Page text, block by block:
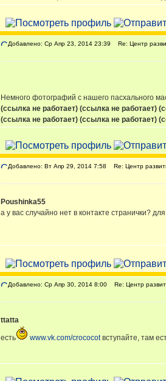
Добавлено: Ср Апр 23, 2014 23:39 Re: Центр
Немного фотографий с нашего пасхального
(ссылка не работает) (ссылка не работает)
(ссылка не работает) (ссылка не работает)
Добавлено: Вт Апр 29, 2014 7:58 Re: Центр
Poushinka55
а у вас случайно нет в контакте странички?
Добавлено: Ср Апр 30, 2014 8:00 Re: Центр
ttatta
есть www.vk.com/crococotвступайте, там